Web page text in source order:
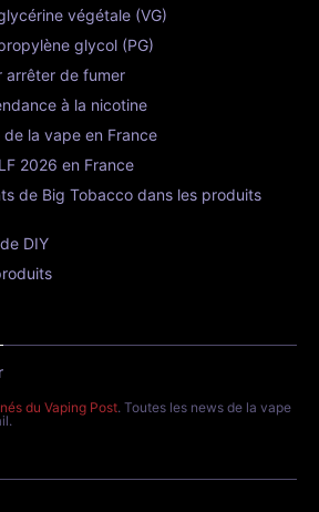
végétale (VG)
glycol (PG)
arrêter de fumer
à la nicotine
la vape en France
2026 en France
de Big Tobacco dans les produits
DIY
du Vaping Post. Toutes les news de la vape